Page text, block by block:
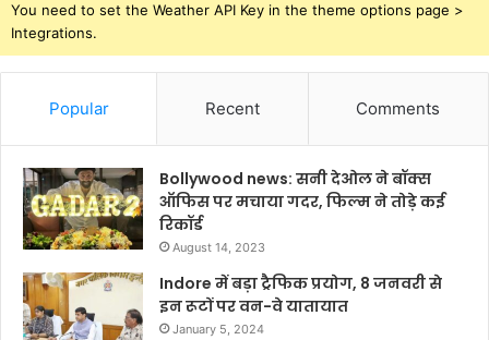
You need to set the Weather API Key in the theme options page >
Integrations.
Popular Recent Comments
Bollywood news: सनी देओल ने बॉक्स
ऑफिस पर मचाया गदर, फिल्म ने तोड़े कई
रिकॉर्ड
August 14, 2023
Indore में बड़ा ट्रैफिक प्रयोग, 8 जनवरी से
इन रूटों पर वन-वे यातायात
January 5, 2024